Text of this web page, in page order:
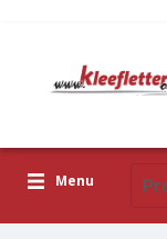
Menu